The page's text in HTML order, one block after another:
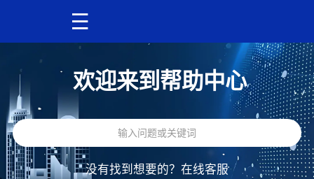
欢迎来到帮助中心
没有找到想要的？ 在线客服